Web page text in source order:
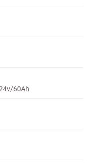
60Ah